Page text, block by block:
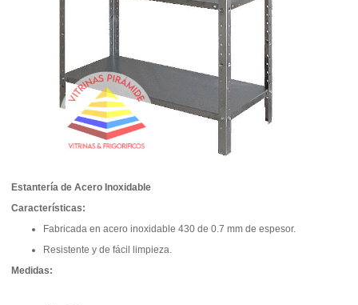
Estantería de Acero Inoxidable
Características:
Fabricada en acero inoxidable 430 de 0.7 mm de espesor.
Resistente y de fácil limpieza.
Medidas: